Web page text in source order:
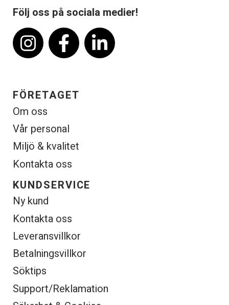
Följ oss på sociala medier!
FÖRETAGET
Om oss
Vår personal
Miljö & kvalitet
Kontakta oss
KUNDSERVICE
Ny kund
Kontakta oss
Leveransvillkor
Betalningsvillkor
Söktips
Support/Reklamation